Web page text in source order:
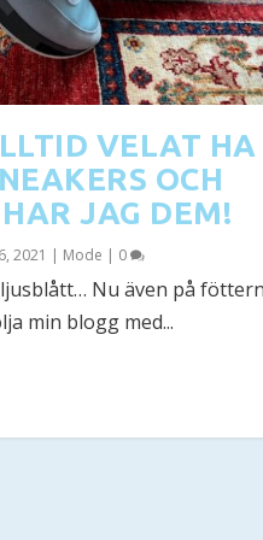
VELAT HA
OCH
JAG DEM!
2021 Mode 0
Nu även på
min blogg med...